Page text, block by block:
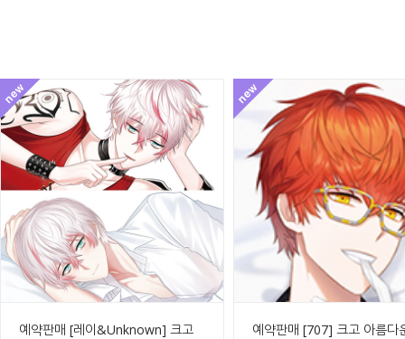
예약판매 [레이&Unknown] 크고
예약판매 [707] 크고 아름다